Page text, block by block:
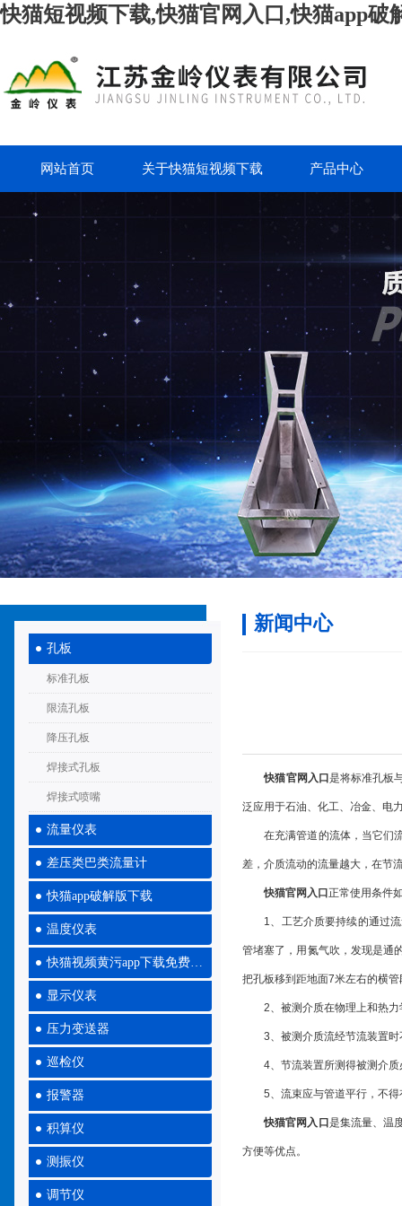
快猫短视频下载,快猫官网入口,快猫app
网站首页 关于快猫短视频下载 产品中心
孔板
标准孔板
限流孔板
降压孔板
焊接式孔板
焊接式喷嘴
流量仪表
差压类巴类流量计
快猫app破解版下载
温度仪表
快猫视频黄污app下载免费大全
显示仪表
压力变送器
巡检仪
报警器
积算仪
测振仪
调节仪
新闻中心
快猫官网入口 是将标准孔板与
泛应用于石油、化工、冶金
在充满管道的流体，当它们流
差，介质流动的流量越大，
快猫官网入口 正常使用条件如
1、工艺介质要持续的通过流
管堵塞了，用氮气吹，发现是
把孔板移到距地面7米左右的横管段
2、被测介质在物理上和热力
3、被测介质流经节流装置时
4、节流装置所测得被测介质
5、流束应与管道平行，不得
快猫官网入口 是集流量、温
方便等优点。